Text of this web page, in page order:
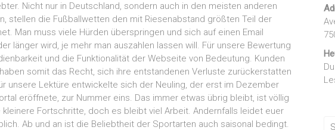
Nicht nur in Deutschland, sondern auch in den meisten anderen
stellen die Fußballwetten den mit Riesenabstand größten Teil der
Man muss viele Hürden überspringen und sich auf einen Email
länger wird, je mehr man auszahlen lassen will. Für unsere Bewertung
und die Funktionalität der Webseite von Bedeutung. Kunden
somit das Recht, sich ihre entstandenen Verluste zurückerstatten
unsere Lektüre entwickelte sich der Neuling, der erst im Dezember
eröffnete, zur Nummer eins. Das immer etwas übrig bleibt, ist völlig
kleinere Fortschritte, doch es bleibt viel Arbeit. Andernfalls leidet euer
Ab und an ist die Beliebtheit der Sportarten auch saisonal bedingt.